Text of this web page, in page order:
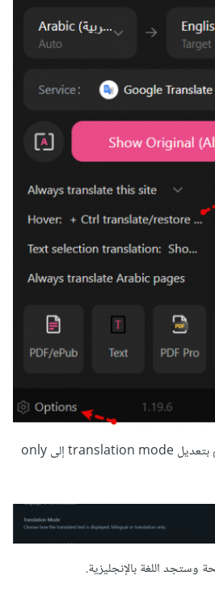
ثم اضغط على options وقم بتعديل translation mode إلى only
اللغة بالإنجليزية.